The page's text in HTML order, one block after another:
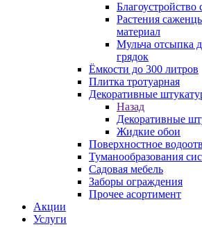
Благоустройство
Растения
материал
Мульча отсыпка
грядок
Ёмкости до 300 литров
Плитка тротуарная
Декоративные
Назад
Декоративные
Жидкие обои
Поверхностное
Туманообразования
Садовая мебель
Заборы ограждения
Прочее асортимент
Акции
Услуги